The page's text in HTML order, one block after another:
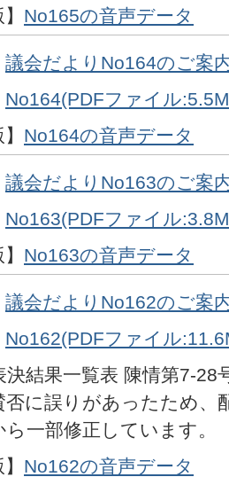
No165の音声データ
議会だよりNo164のご案
No164(PDFファイル
No164の音声データ
議会だよりNo163のご案
No163(PDFファイル
No163の音声データ
議会だよりNo162のご案
No162(PDFファイル
結果一覧表 陳情第7-28
否に誤りがあったため、
ら一部修正しています。
No162の音声データ